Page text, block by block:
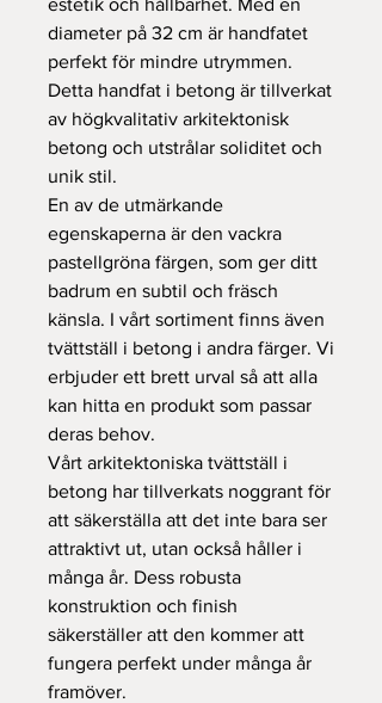
diameter på 32 cm är handfatet
perfekt för mindre utrymmen.
Detta handfat i betong är tillverkat
av högkvalitativ arkitektonisk
betong och utstrålar soliditet och
unik stil.
En av de utmärkande
egenskaperna är den vackra
pastellgröna färgen, som ger ditt
badrum en subtil och fräsch
känsla. I vårt sortiment finns även
tvättställ i betong i andra färger. Vi
erbjuder ett brett urval så att alla
kan hitta en produkt som passar
deras behov.
Vårt arkitektoniska tvättställ i
betong har tillverkats noggrant för
att säkerställa att det inte bara ser
attraktivt ut, utan också håller i
många år. Dess robusta
konstruktion och finish
säkerställer att den kommer att
fungera perfekt under många år
framöver.